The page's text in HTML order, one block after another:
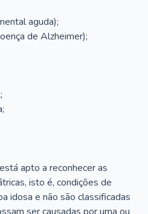
aguda);
de Alzheimer);
apto a reconhecer as
isto é, condições de
idosa e não são classificadas